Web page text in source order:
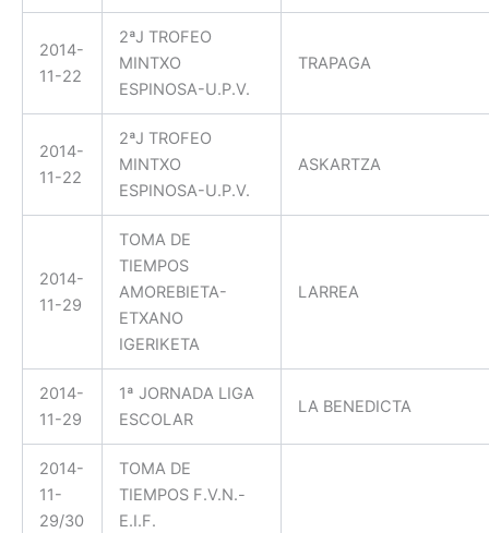
2014-
11-22
2ªJ TROFEO
MINTXO
ESPINOSA-U.P.V.
TRAPAGA
2014-
11-22
2ªJ TROFEO
MINTXO
ESPINOSA-U.P.V.
ASKARTZA
2014-
11-29
TOMA DE
TIEMPOS
AMOREBIETA-
ETXANO
IGERIKETA
LARREA
2014-
11-29
1ª JORNADA LIGA
ESCOLAR
LA BENEDICTA
2014-
11-
29/30
TOMA DE
TIEMPOS F.V.N.-
E.I.F.